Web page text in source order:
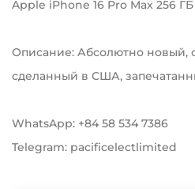
Apple iPhone 16 Pro Max 256 ГБ
Описание: Абсолютно новый,
сделанный в США,
WhatsApp: +84 58 534 7386
Telegram: pacificelectlimited